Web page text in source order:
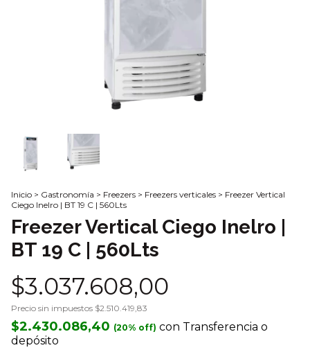
Inicio > Gastronomía > Freezers > Freezers verticales > Freezer Vertical
Ciego Inelro | BT 19 C | 560Lts
Freezer Vertical Ciego Inelro |
BT 19 C | 560Lts
$3.037.608,00
Precio sin impuestos $2.510.419,83
$2.430.086,40 con Transferencia o
depósito